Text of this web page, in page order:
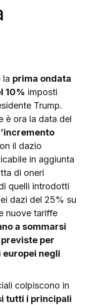
la prima ondata
10% imposti
Trump.
è ora la data del
il dazio
in aggiunta
di oneri
quelli introdotti
dazi del 25% su
nuove tariffe
a sommarsi
per
europei negli
colpiscono in
tutti i principali